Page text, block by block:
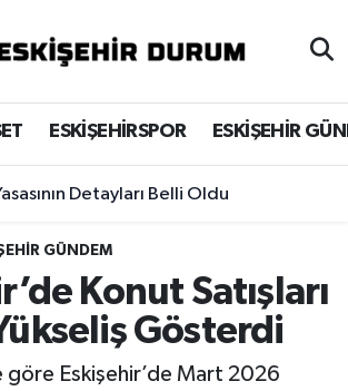
ESKİŞEHİRSPOR ESKİŞEHİR
Detayları Belli Oldu
GÜNDEM
Konut Satışları
Gösterdi
göre Eskişehir’de Mart 2026
Durumu
Vakitleri
Yoğunluk Haritası
Durumu ve Fikstür